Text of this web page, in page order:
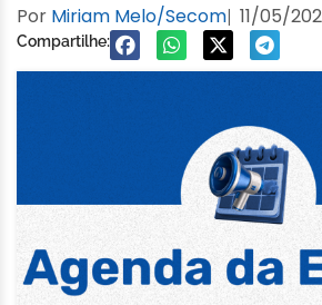
Por Miriam Melo/Secom| 11/05/
Compartilhe: